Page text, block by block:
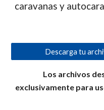
caravanas y
Descarga tu
Los archivos
exclusivamente para